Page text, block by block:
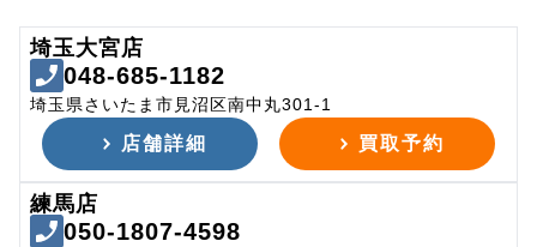
埼玉大宮店
048-685-1182
埼玉県さいたま市見沼区南中丸301-1
店舗詳細 買取予約
練馬店
050-1807-4598